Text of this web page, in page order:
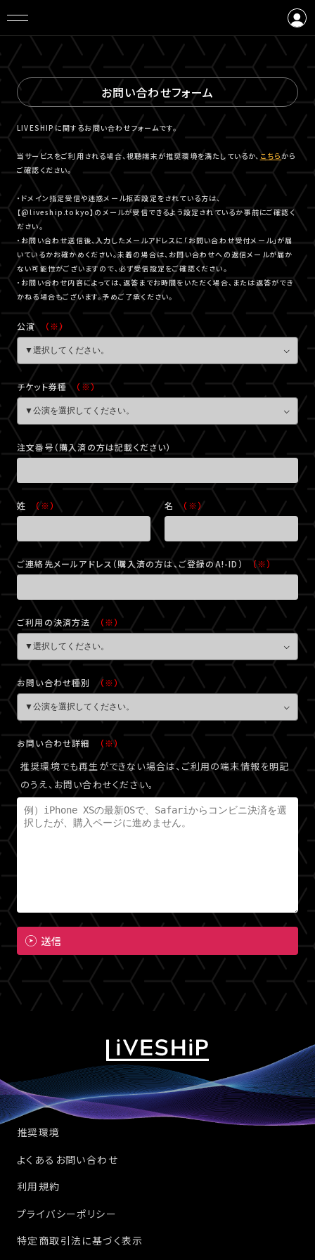
会員登録
お問い合わせフォーム
LIVESHIPに関するお問い合わせフォームです。
当サービスをご利用される場合、視聴端末が推奨環境を満たしているか、 こちらから
ご確認ください。
・ドメイン指定受信や迷惑メール拒否設定をされている方は、
【@liveship.tokyo】のメールが受信できるよう設定されているか事前にご確認く
ださい。
・お問い合わせ送信後、入力したメールアドレスに「お問い合わせ受付メール」が届
いているかお確かめください。未着の場合は、お問い合わせへの返信メールが届か
ない可能性がございますので、必ず受信設定をご確認ください。
・お問い合わせ内容によっては、返答までお時間をいただく場合、または返答ができ
かねる場合もございます。予めご了承ください。
公演 （※）
チケット券種 （※）
注文番号（購入済の方は記載ください）
姓 （※） 名（※）
ご連絡先メールアドレス（購入済の方は、ご登録のA!-ID）（※）
ご利用の決済方法 （※）
お問い合わせ種別（※）
お問い合わせ詳細 （※）
推奨環境でも再生ができない場合は、ご利用の端末情報を明記
のうえ、お問い合わせください。
送信
推奨環境
よくあるお問い合わせ
利用規約
プライバシーポリシー
特定商取引法に基づく表示